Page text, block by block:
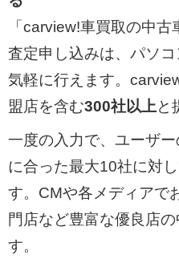
「carview!車買取の中
査定申し込みは、パソ
気軽に行えます。
盟店を含む300社以上と
一度の入力で、ユーザ
に合った最大10社に対
す。CMや各メディアで
門店など豊富な優良店
す。